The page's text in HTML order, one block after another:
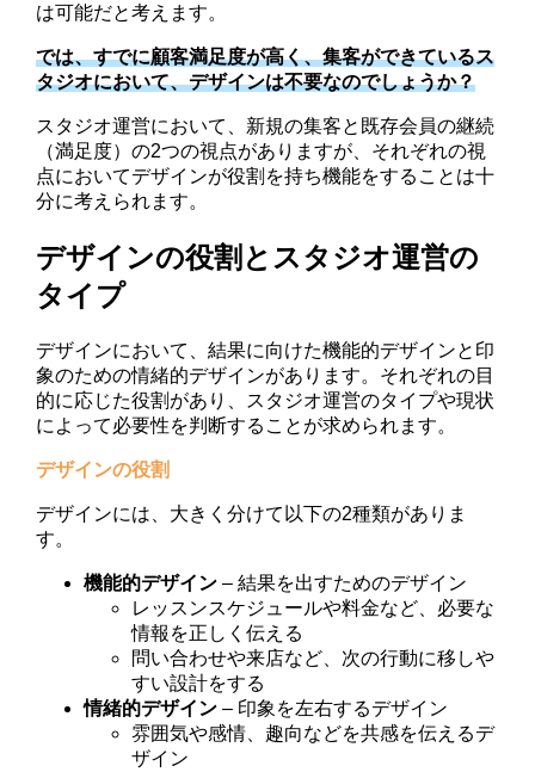
は可能だと考えます。
では、すでに顧客満足度が高く、集客ができているス
タジオにおいて、デザインは不要なのでしょうか？
スタジオ運営において、新規の集客と既存会員の継続
（満足度）の2つの視点がありますが、それぞれの視
点においてデザインが役割を持ち機能をすることは十
分に考えられます。
デザインの役割とスタジオ運営の
タイプ
デザインにおいて、結果に向けた機能的デザインと印
象のための情緒的デザインがあります。それぞれの目
的に応じた役割があり、スタジオ運営のタイプや現状
によって必要性を判断することが求められます。
デザインの役割
デザインには、大きく分けて以下の2種類がありま
す。
機能的デザイン – 結果を出すためのデザイン
レッスンスケジュールや料金など、必要な
情報を正しく伝える
問い合わせや来店など、次の行動に移しや
すい設計をする
情緒的デザイン – 印象を左右するデザイン
雰囲気や感情、趣向などを共感を伝えるデ
ザイン